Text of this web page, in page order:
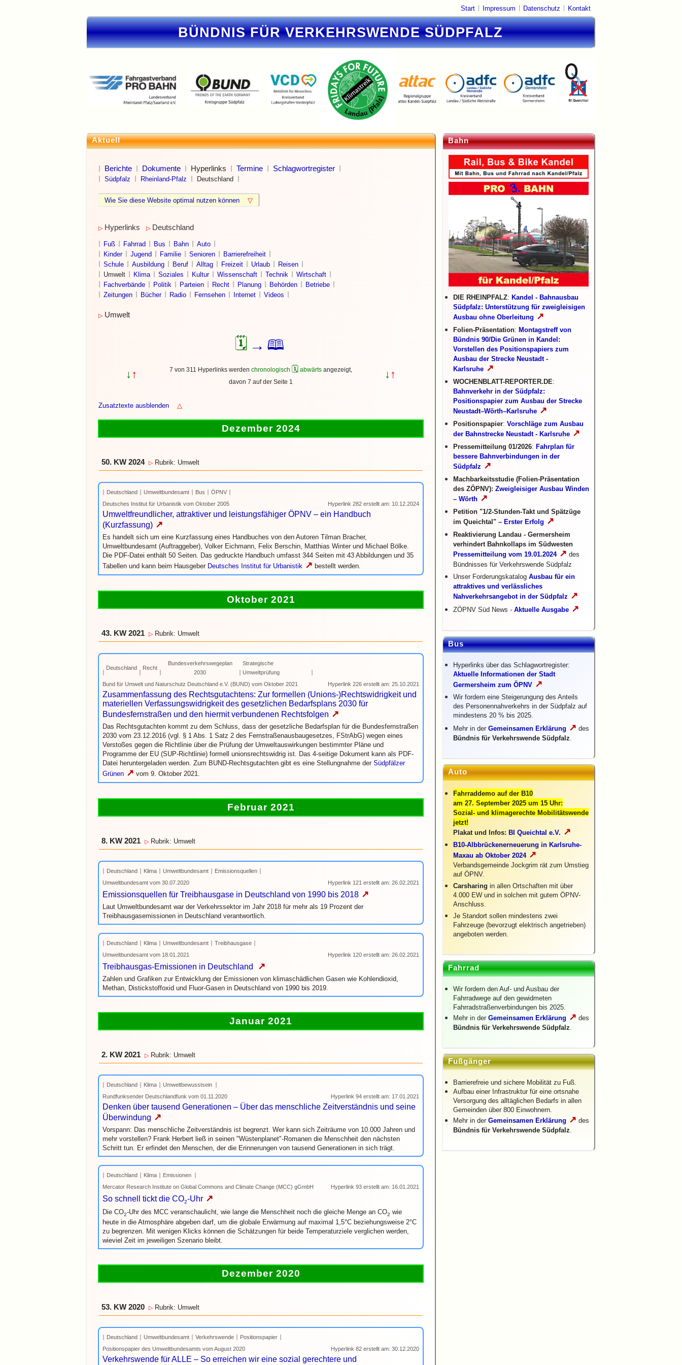
Start Impressum Datenschutz Kontakt
BÜNDNIS FÜR VERKEHRSWENDE SÜDPFALZ
Aktuell
Berichte Dokumente Hyperlinks Termine Schlagwortregister
Südpfalz Rheinland-Pfalz Deutschland
Wie Sie diese Website optimal nutzen können ▽
▷ Hyperlinks ▷ Deutschland
Fuß Fahrrad Bus Bahn
Auto
Kinder
Jugend Familie Senioren
Barrierefreiheit
Schule
Ausbildung Beruf Alltag Freizeit Urlaub
Reisen
Umwelt
Klima Soziales Kultur Wissenschaft Technik
Wirtschaft
Fachverbände
Politik Parteien Recht Planung Behörden
Betriebe
Zeitungen
Bücher Radio Fernsehen Internet Videos
▷ Umwelt
🗓 → 🕮
↓ ↑ 7 von 311 Hyperlinks werden chronologisch 🗓 abwärtsangezeigt,
davon 7 auf der Seite 1
↓ ↑
Zusatztexte ausblenden △
Dezember 2024
50. KW 2024 ▷ Rubrik: Umwelt
Deutschland Umweltbundesamt Bus
ÖPNV
Deutsches Institut für Urbanistik vom Oktober 2005
Hyperlink 282 erstellt am: 10.12.2024
Umweltfreundlicher, attraktiver und leistungsfähiger ÖPNV – ein Handbuch
(Kurzfassung) ↗
Es handelt sich um eine Kurzfassung eines Handbuches von den Autoren Tilman Bracher,
Umweltbundesamt (Auftraggeber), Volker Eichmann, Felix Berschin, Matthias Winter und Michael Bölke.
Die PDF-Datei enthält 50 Seiten. Das gedruckte Handbuch umfasst 344 Seiten mit 43 Abbildungen und 35
Tabellen und kann beim Hausgeber Deutsches Institut für Urbanistik ↗ bestellt werden.
Oktober 2021
43. KW 2021 ▷ Rubrik: Umwelt
Deutschland Recht
Bundesverkehrswegeplan
2030
Strategische
Umweltprüfung
Bund für Umwelt und Naturschutz Deutschland e.V. (BUND) vom Oktober 2021
Hyperlink 226 erstellt am: 25.10.2021
Zusammenfassung des Rechtsgutachtens: Zur formellen (Unions-)Rechtswidrigkeit und
materiellen Verfassungswidrigkeit des gesetzlichen Bedarfsplans 2030 für
Bundesfernstraßen und den hiermit verbundenen Rechtsfolgen ↗
Das Rechtsgutachten kommt zu dem Schluss, dass der gesetzliche Bedarfsplan für die Bundesfernstraßen
2030 vom 23.12.2016 (vgl. § 1 Abs. 1 Satz 2 des Fernstraßenausbaugesetzes, FStrAbG) wegen eines
Verstoßes gegen die Richtlinie über die Prüfung der Umweltauswirkungen bestimmter Pläne und
Programme der EU (SUP-Richtlinie) formell unionsrechtswidrig ist. Das 4-seitige Dokument kann als PDF-
Datei heruntergeladen werden. Zum BUND-Rechtsgutachten gibt es eine Stellungnahme der Südpfälzer
Grünen ↗ vom 9. Oktober 2021.
Februar 2021
8. KW 2021 ▷ Rubrik: Umwelt
Deutschland Klima Umweltbundesamt
Emissionsquellen
Umweltbundesamt vom 30.07.2020
Hyperlink 121 erstellt am: 26.02.2021
Emissionsquellen für Treibhausgase in Deutschland von 1990 bis 2018 ↗
Laut Umweltbundesamt war der Verkehrssektor im Jahr 2018 für mehr als 19 Prozent der
Treibhausgasemissionen in Deutschland verantwortlich.
Deutschland Klima Umweltbundesamt
Treibhausgase
Umweltbundesamt vom 18.01.2021
Hyperlink 120 erstellt am: 26.02.2021
Treibhausgas-Emissionen in Deutschland ↗
Zahlen und Grafiken zur Entwicklung der Emissionen von klimaschädlichen Gasen wie Kohlendioxid,
Methan, Distickstoffoxid und Fluor-Gasen in Deutschland von 1990 bis 2019.
Januar 2021
2. KW 2021 ▷ Rubrik: Umwelt
Deutschland Klima
Umweltbewusstsein
Rundfunksender Deutschlandfunk vom 01.11.2020
Hyperlink 94 erstellt am: 17.01.2021
Denken über tausend Generationen – Über das menschliche Zeitverständnis und seine
Überwindung ↗
Vorspann: Das menschliche Zeitverständnis ist begrenzt. Wer kann sich Zeiträume von 10.000 Jahren und
mehr vorstellen? Frank Herbert ließ in seinen "Wüstenplanet"-Romanen die Mensch­heit den nächsten
Schritt tun. Er erfindet den Menschen, der die Erinnerungen von tausend Generationen in sich trägt.
Deutschland Klima
Emissionen
Mercator Research Institute on Global Commons and Climate Change (MCC) gGmbH
Hyperlink 93 erstellt am: 16.01.2021
So schnell tickt die CO2-Uhr ↗
Die CO2-Uhr des MCC veranschaulicht, wie lange die Menschheit noch die gleiche Menge an CO2 wie
heute in die Atmosphäre abgeben darf, um die globale Erwärmung auf maximal 1,5°C beziehungsweise 2°C
zu begrenzen. Mit wenigen Klicks können die Schätzungen für beide Temperaturziele verglichen werden,
wieviel Zeit im jeweiligen Szenario bleibt.
Dezember 2020
53. KW 2020 ▷ Rubrik: Umwelt
Deutschland Umweltbundesamt Verkehrswende
Positionspapier
Positionspapier des Umweltbundesamts vom August 2020
Hyperlink 82 erstellt am: 30.12.2020
Verkehrswende für ALLE – So erreichen wir eine sozial gerechtere und
Bahn
DIE RHEINPFALZ: Kandel - Bahnausbau
Südpfalz: Unterstützung für zweigleisigen
Ausbau ohne Oberleitung ↗
Folien-Präsentation: Montagstreff von
Bündnis 90/Die Grünen in Kandel:
Vorstellen des Positionspapiers zum
Ausbau der Strecke Neustadt -
Karlsruhe ↗
WOCHENBLATT-REPORTER.DE:
Bahnverkehr in der Südpfalz:
Positionspapier zum Ausbau der Strecke
Neustadt–Wörth–Karlsruhe ↗
Positionspapier: Vorschläge zum Ausbau
der Bahnstrecke Neustadt - Karlsruhe ↗
Pressemitteilung 01/2026: Fahrplan für
bessere Bahnverbindungen in der
Südpfalz ↗
Machbarkeitsstudie (Folien-Präsentation
des ZÖPNV): Zweigleisiger Ausbau Winden
– Wörth ↗
Petition "1/2-Stunden-Takt und Spätzüge
im Queichtal" – Erster Erfolg ↗
Reaktivierung Landau - Germersheim
verhindert Bahnkollaps im Südwesten
Pressemitteilung vom 19.01.2024↗ des
Bündnisses für Verkehrswende Südpfalz
Unser Forderungskatalog Ausbau für ein
attraktives und verlässliches
Nahverkehrsangebot in der Südpfalz ↗
ZÖPNV Süd News - Aktuelle Ausgabe ↗
Bus
Hyperlinks über das Schlagwortregister:
Aktuelle Informationen der Stadt
Germersheim zum ÖPNV ↗
Wir fordern eine Steigerungung des Anteils
des Personennahverkehrs in der Südpfalz auf
mindestens 20 % bis 2025.
Mehr in der Gemeinsamen Erklärung ↗ des
Bündnis für Verkehrswende Südpfalz.
Auto
Fahrraddemo auf der B10
am 27. September 2025 um 15 Uhr:
Sozial- und klimagerechte Mobilitätswende
jetzt!
Plakat und Infos: BI Queichtal e.V. ↗
B10-Albbrückenerneuerung in Karlsruhe-
Maxau ab Oktober 2024↗
Verbandsgemeinde Jockgrim rät zum Umstieg
auf ÖPNV.
Carsharing in allen Ortschaften mit über
4.000 EW und in solchen mit gutem ÖPNV-
Anschluss.
Je Standort sollen mindestens zwei
Fahrzeuge (bevorzugt elektrisch angetrieben)
angeboten werden.
Fahrrad
Wir fordern den Auf- und Ausbau der
Fahrradwege auf den gewidmeten
Fahrradstraßenverbindungen bis 2025.
Mehr in der Gemeinsamen Erklärung ↗ des
Bündnis für Verkehrswende Südpfalz.
Fußgänger
Barrierefreie und sichere Mobilität zu Fuß.
Aufbau einer Infrastruktur für eine ortsnahe
Versorgung des alltäglichen Bedarfs in allen
Gemeinden über 800 Einwohnern.
Mehr in der Gemeinsamen Erklärung ↗ des
Bündnis für Verkehrswende Südpfalz.